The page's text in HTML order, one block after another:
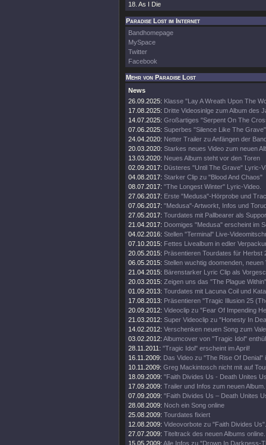
18. As I Die
Paradise Lost im Internet
Bandhomepage
MySpace
Twitter
Facebook
Mehr von Paradise Lost
News
26.09.2025: Klasse "Lay A Wreath Upon The
17.08.2025: Dritte Videosinlge zum Album des
14.07.2025: Großartiges "Serpent On The
07.06.2025: Superbes "Silence Like The
24.04.2020: Netter Trailer zu Anfängen der
20.03.2020: Starkes neues Video zum neuen
13.03.2020: Neues Album steht vor den Toren
02.09.2017: Düsteres "Until The Grave" Lyric-
04.08.2017: Starker Clip zu "Blood And Chaos"
08.07.2017: "The Longest Winter" Lyric-Video.
27.06.2017: Erste "Medusa"-Hörprobe und
07.06.2017: "Medusa"-Artworkt, Infos und
27.05.2017: Tourdates mit Pallbearer als
21.04.2017: Doomiges "Medusa" erscheint im
04.02.2016: Stellen "Terminal" Live-
07.10.2015: Fettes Livealbum in edler
20.05.2015: Präsentieren Tourdates für Herbst
06.05.2015: Stellen wuchtig doomenden, neuen
21.04.2015: Bärenstarker Lyric Clip als
20.03.2015: Zeigen uns das "The Plague
01.09.2013: Tourdates mit Lacuna Coil und
17.08.2013: Präsentieren "Tragic Illusion 25
20.09.2012: Videoclip zu "Fear Of Impending
21.03.2012: Super Videoclip zu "Honesty In
14.02.2012: Verschenken neuen Song zum
03.02.2012: Albumcover von "Tragic Idol"
28.11.2011: "Tragic Idol" erscheint im April!
16.11.2009: Das Video zu "The Rise Of Denial"
10.11.2009: Greg Mackintosch nicht mit auf
18.09.2009: "Faith Divides Us - Death Unites
17.09.2009: Trailer und Infos zum neuen Album.
07.09.2009: "Faith Divides Us – Death Unites
28.08.2009: Noch ein Song online
25.08.2009: Tourdates fixiert
12.08.2009: Videovorbote zu "Faith Divides Us".
27.07.2009: Titeltrack des neuen Albums online.
15.05.2009: Alle Infos zu "Drown In Darkness-